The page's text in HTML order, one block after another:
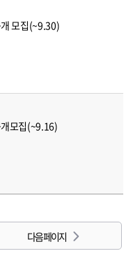
모집(~9.30)
모집(~9.16)
다음 페이지